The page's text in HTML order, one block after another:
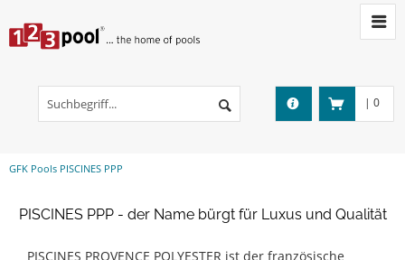
| 0
GFK Pools PISCINES PPP
PISCINES PPP - der Name bürgt für Luxus und Qualität
PISCINES PROVENCE POLYESTER ist der französische